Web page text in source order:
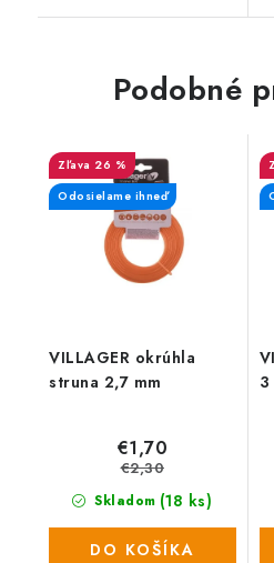
Podobné
VILLAGER okrúhla
struna 2,7 mm
26 %
Odosielame ihneď
Skladom (18 ks)
€1,70
€2,30
DO KOŠÍKA
3